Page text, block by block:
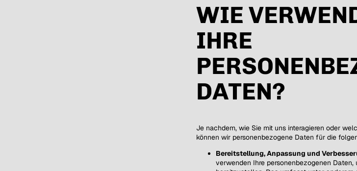
WIE
IHRE
DATEN?
Je nachdem, wie Sie mit uns interagieren oder
können wir personenbezogene Daten für die
Bereitstellung, Anpassung und
verwenden Ihre personenbezogenen Daten,